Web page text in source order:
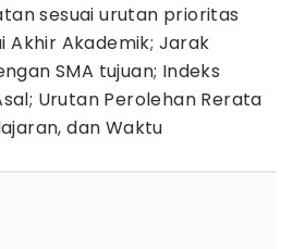
sesuai urutan prioritas
Akhir Akademik; Jarak
SMA tujuan; Indeks
Urutan Perolehan Rerata
dan Waktu